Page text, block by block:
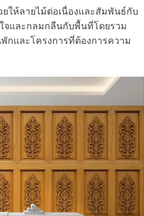
ให้ลายไม้ต่อเนื่องและสัมพันธ์กับ
จและกลมกลืนกับพื้นที่โดยรวม
กและโครงการที่ต้องการความ